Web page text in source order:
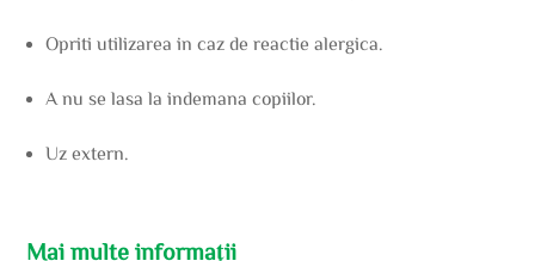
Opriti utilizarea in caz de reactie alergica.
A nu se lasa la indemana copiilor.
Uz extern.
Mai multe informații